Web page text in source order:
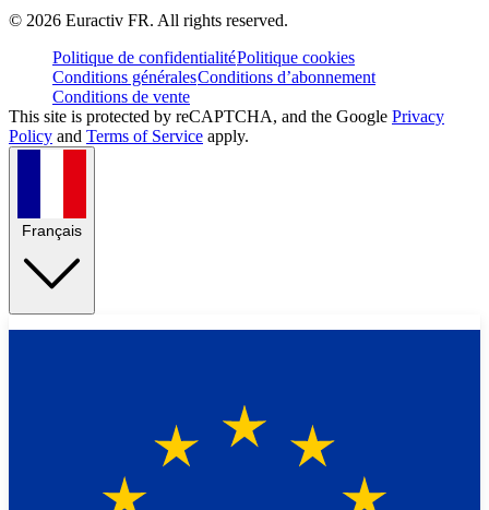
© 2026 Euractiv FR. All rights reserved.
Politique de confidentialitéPolitique cookies
Conditions généralesConditions d’abonnement
Conditions de vente
This site is protected by reCAPTCHA, and the Google Privacy
Policy and Terms of Service apply.
Français